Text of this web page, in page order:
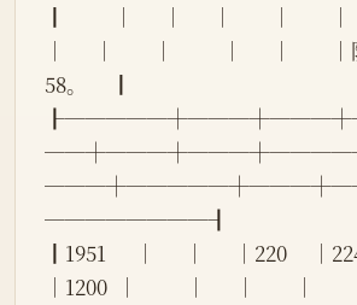
┃          │      │      │        │        │
│      │        │          │      │        │
58。     ┃
────────┨
┃1951      │      │      │220
│1200  │          │      │        │